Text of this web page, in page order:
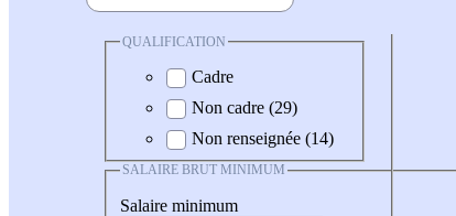
QUALIFICATION
Cadre
Non cadre (29)
Non renseignée (14)
SALAIRE BRUT MINIMUM
Salaire minimum